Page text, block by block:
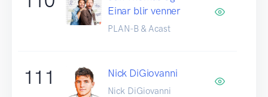
Einar blir venner
PLAN-B & Acast
111 Nick DiGiovanni
Nick DiGiovanni